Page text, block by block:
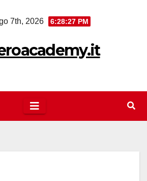
7th, 2026 6:28:27 PM